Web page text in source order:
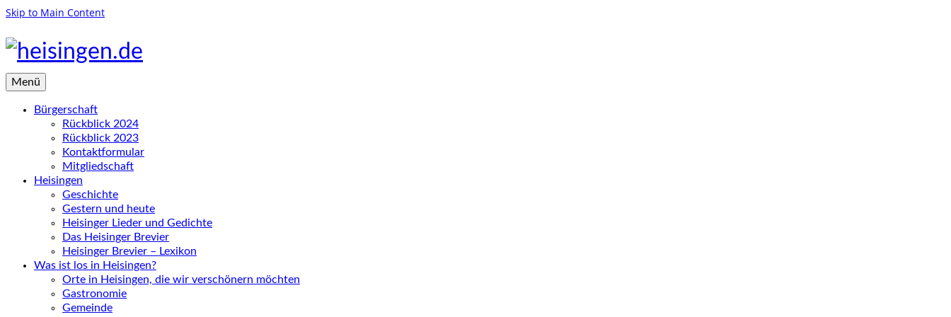
Skip to Main Content
Menü
Bürgerschaft
Rückblick 2024
Rückblick 2023
Kontaktformular
Mitgliedschaft
Heisingen
Geschichte
Gestern und heute
Heisinger Lieder und Gedichte
Das Heisinger Brevier
Heisinger Brevier – Lexikon
Was ist los in Heisingen?
Orte in Heisingen, die wir verschönern möchten
Gastronomie
Gemeinde